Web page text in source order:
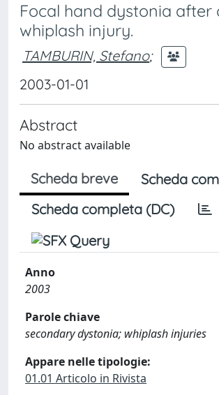
Focal hand dystonia after
whiplash injury.
TAMBURIN, Stefano;
2003-01-01
Abstract
No abstract available
Scheda breve
Scheda
Scheda completa (DC)
Anno
2003
Parole chiave
secondary dystonia; whiplash injuries
Appare nelle tipologie:
01.01 Articolo in Rivista